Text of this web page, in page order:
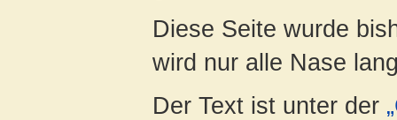
Diese Seite wurde
wird nur alle Nase
Der Text ist unter der